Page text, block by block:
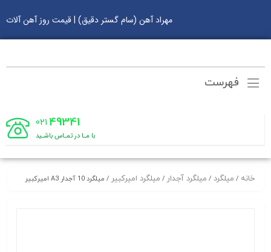
مهراد آهن (سام گستر دقیق) | قیمت روز آهن آلات
فهرست
49341
021
با مـا در تمـاس باشـید
خانه / میلگرد / میلگرد آجدار / میلگرد امیرکبیر / میلگرد 10 آجدار A3 امیرکبیر